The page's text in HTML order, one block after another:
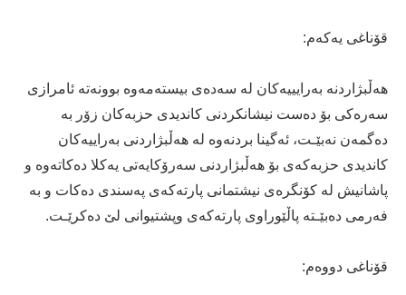
قۆناغى یه‌كه‌م:
هه‌ڵبژاردنه‌ به‌رایییه‌كان له‌ سه‌ده‌ى بیسته‌مه‌وه‌ بوونه‌ته‌ ئامرازى
سه‌ره‌كى بۆ ده‌ست نیشانكردنى كاندیدى حزبه‌كان زۆر به‌
ده‌گمه‌ن نه‌بێـت، ئه‌گینا بردنه‌وه‌ له‌ هه‌ڵبژاردنى به‌راییه‌كان
كاندیدى حزبه‌كه‌ى بۆ هه‌ڵبژاردنى سه‌رۆكایه‌تى یه‌كلا ده‌كاته‌وه‌ و
پاشانیش له‌ كۆنگره‌ى نیشتمانى پارته‌كه‌ى په‌سندى ده‌كات و به‌
فه‌رمى ده‌بێـته‌ پاڵێوراوى پارته‌كه‌ى وپشتیوانی لێ ده‌كرێـت.
قۆناغى دووه‌م: